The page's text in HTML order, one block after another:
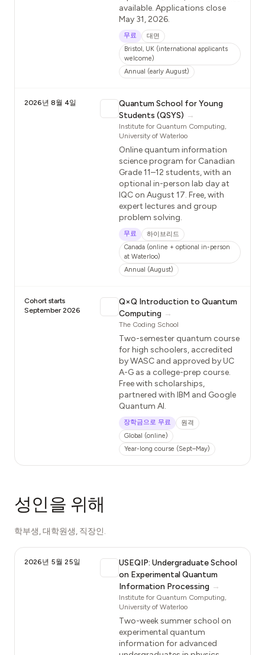
available. Applications close
May 31, 2026.
무료
대면
Bristol, UK (international applicants
welcome)
Annual (early August)
2026년 8월 4일
Quantum School for Young
Students (QSYS) →
Institute for Quantum Computing,
University of Waterloo
Online quantum information
science program for Canadian
Grade 11–12 students, with an
optional in-person lab day at
IQC on August 17. Free, with
expert lectures and group
problem solving.
무료
하이브리드
Canada (online + optional in-person
at Waterloo)
Annual (August)
Cohort starts
September 2026
Q×Q Introduction to Quantum
Computing →
The Coding School
Two-semester quantum course
for high schoolers, accredited
by WASC and approved by UC
A-G as a college-prep course.
Free with scholarships,
partnered with IBM and Google
Quantum AI.
장학금으로 무료
원격
Global (online)
Year-long course (Sept–May)
성인을 위해
학부생, 대학원생, 직장인.
2026년 5월 25일
USEQIP: Undergraduate School
on Experimental Quantum
Information Processing →
Institute for Quantum Computing,
University of Waterloo
Two-week summer school on
experimental quantum
information for advanced